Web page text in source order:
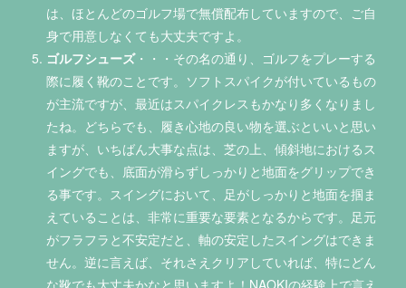
は、ほとんどのゴルフ場で無償配布していますので、ご自
身で用意しなくても大丈夫ですよ。
ゴルフシューズ・・・その名の通り、ゴルフをプレーする
際に履く靴のことです。ソフトスパイクが付いているもの
が主流ですが、最近はスパイクレスもかなり多くなりまし
たね。どちらでも、履き心地の良い物を選ぶといいと思い
ますが、いちばん大事な点は、芝の上、傾斜地におけるス
イングでも、底面が滑らずしっかりと地面をグリップでき
る事です。スイングにおいて、足がしっかりと地面を掴ま
えていることは、非常に重要な要素となるからです。足元
がフラフラと不安定だと、軸の安定したスイングはできま
せん。逆に言えば、それさえクリアしていれば、特にどん
な靴でも大丈夫かなと思いますよ！NAOKIの経験上で言え